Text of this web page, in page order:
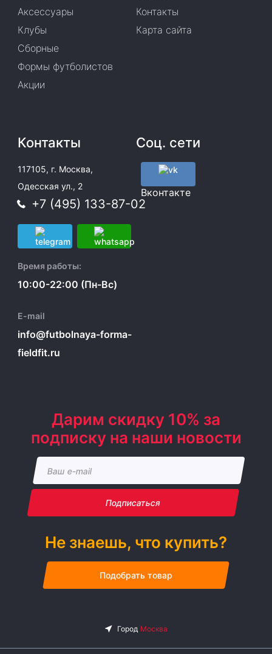
Аксессуары
Клубы
Сборные
Формы футболистов
Акции
Контакты
Карта сайта
Контакты
117105, г. Москва,
Одесская ул., 2
+7 (495) 133-87-02
Время работы:
10:00-22:00 (Пн-Вс)
E-mail
info@futbolnaya-forma-
fieldfit.ru
Соц. сети
Вконтакте
Дарим скидку 10% за
подписку на наши новости
Подписаться
Не знаешь, что купить?
Подобрать товар